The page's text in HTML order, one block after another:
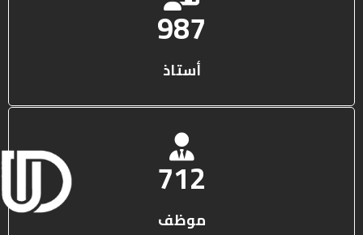
1316
أستاذ
950
موظف